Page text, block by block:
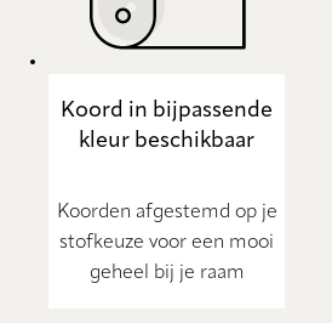
Koord in bijpassende
kleur beschikbaar
Koorden afgestemd op je
stofkeuze voor een mooi
geheel bij je raam